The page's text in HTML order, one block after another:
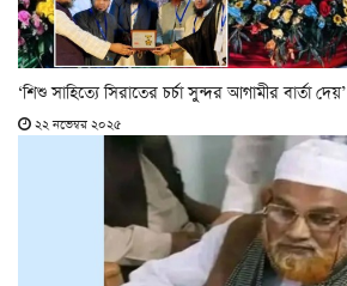
‘শিশু সাহিত্যে সিরাতের চর্চা সুন্দর আগামীর বার্তা দেয়’
২২ নভেম্বর ২০২৫